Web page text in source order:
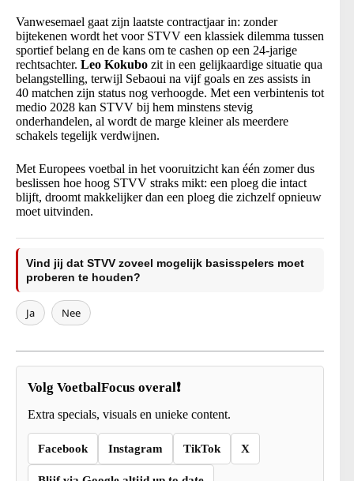
Vanwesemael gaat zijn laatste contractjaar in: zonder
bijtekenen wordt het voor STVV een klassiek dilemma tussen
sportief belang en de kans om te cashen op een 24-jarige
rechtsachter. Leo Kokubo zit in een gelijkaardige situatie qua
belangstelling, terwijl Sebaoui na vijf goals en zes assists in
40 matchen zijn status nog verhoogde. Met een verbintenis tot
medio 2028 kan STVV bij hem minstens stevig
onderhandelen, al wordt de marge kleiner als meerdere
schakels tegelijk verdwijnen.
Met Europees voetbal in het vooruitzicht kan één zomer dus
beslissen hoe hoog STVV straks mikt: een ploeg die intact
blijft, droomt makkelijker dan een ploeg die zichzelf opnieuw
moet uitvinden.
Vind jij dat STVV zoveel mogelijk basisspelers moet
proberen te houden?
Ja Nee
Volg VoetbalFocus overal❗
Extra specials, visuals en unieke content.
Facebook Instagram TikTok X